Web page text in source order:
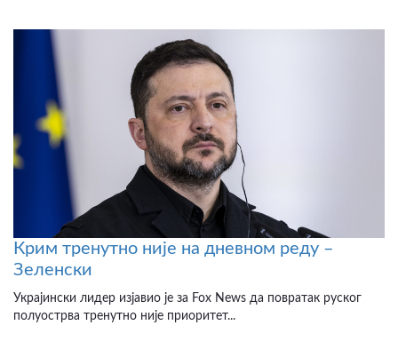
Крим тренутно није на дневном реду –
Зеленски
Украјински лидер изјавио је за Fox News да повратак руског
полуострва тренутно није приоритет...